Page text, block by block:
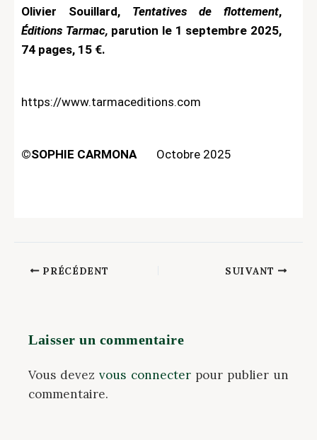
Olivier Souillard, Tentatives de flottement,
Éditions Tarmac, parution le 1 septembre 2025,
74 pages, 1 5 €.
https://www.tarmaceditions.com
©SOPHIE CARMONA Octobre 2025
PRÉCÉDENT SUIVANT
Laisser un commentaire
Vous devezvous connecterpour publier un
commentaire.